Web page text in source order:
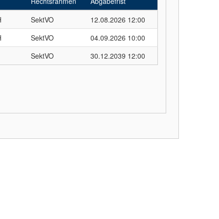
SektVO
12.08.2026 12:00
SektVO
04.09.2026 10:00
SektVO 30.12.2039 12:00